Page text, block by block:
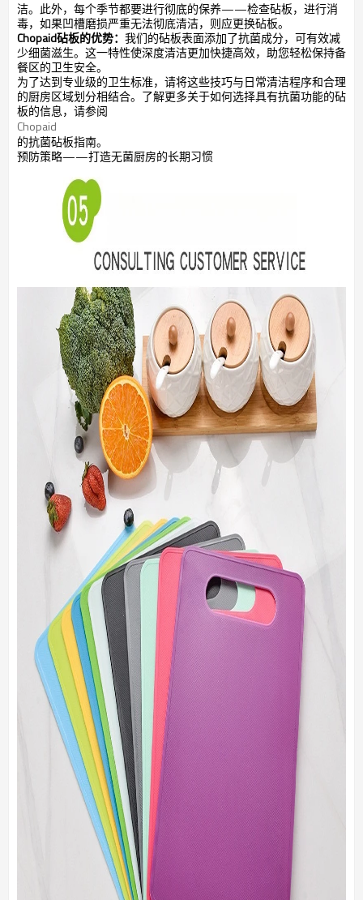
洁。此外，每个季节都要进行彻底的保养——检查砧板，进行消
毒，如果凹槽磨损严重无法彻底清洁，则应更换砧板。
Chopaid砧板的优势： 我们的砧板表面添加了抗菌成分，可有效减
少细菌滋生。这一特性使深度清洁更加快捷高效，助您轻松保持备
餐区的卫生安全。
为了达到专业级的卫生标准，请将这些技巧与日常清洁程序和合理
的厨房区域划分相结合。了解更多关于如何选择具有抗菌功能的砧
板的信息，请参阅
Chopaid
的抗菌砧板指南。
预防策略——打造无菌厨房的长期习惯